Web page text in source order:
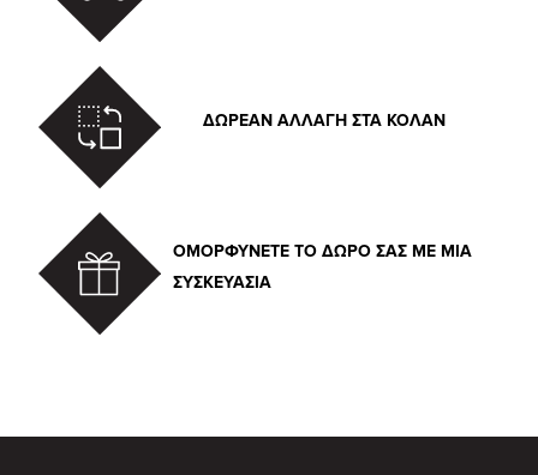
ΔΩΡΕΑΝ ΑΛΛΑΓΗ ΣΤΑ ΚΟΛΑΝ
ΟΜΟΡΦΥΝΕΤΕ ΤΟ ΔΩΡΟ ΣΑΣ ΜΕ ΜΙΑ
ΣΥΣΚΕΥΑΣΙΑ